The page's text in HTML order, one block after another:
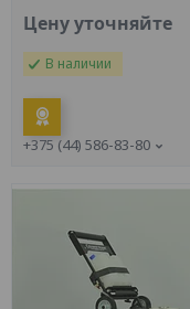
Цену уточняйте
В наличии
+375 (44) 586-83-80